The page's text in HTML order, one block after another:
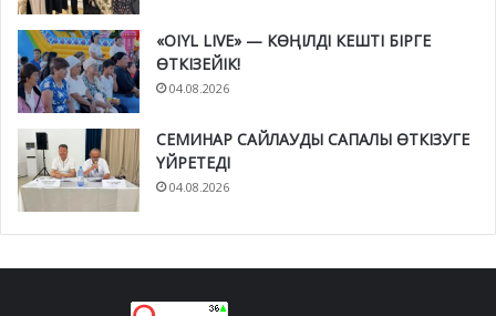
«OIYL LIVE» — КӨҢІЛДІ КЕШТІ БІРГЕ
ӨТКІЗЕЙІК!
04.08.2026
СЕМИНАР САЙЛАУДЫ САПАЛЫ ӨТКІЗУГЕ
ҮЙРЕТЕДІ
04.08.2026